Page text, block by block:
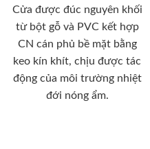
Cửa được đúc nguyên khối
từ bột gỗ và PVC kết hợp
CN cán phủ bề mặt bằng
keo kín khít, chịu được tác
động của môi trường nhiệt
đới nóng ẩm.